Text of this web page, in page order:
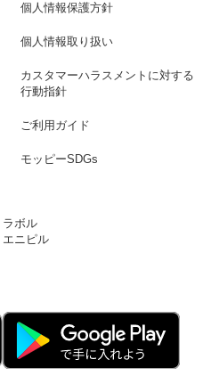
個人情報保護方針
個人情報取り扱い
カスタマーハラスメントに対する
行動指針
ご利用ガイド
モッピーSDGs
ラボル
エニピル